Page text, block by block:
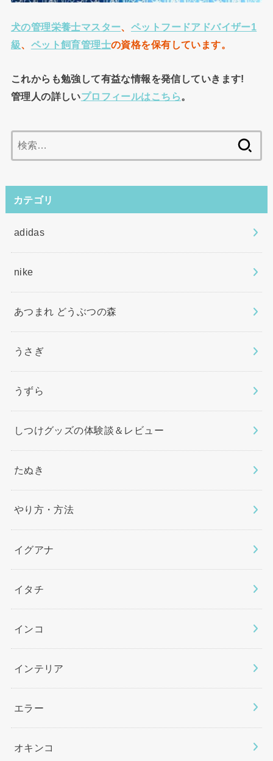
犬の管理栄養士マスター、 ペットフードアドバイザー1
級、 ペット飼育管理士の資格を保有しています。
これからも勉強して有益な情報を発信していきます!
管理人の詳しいプロフィールはこちら。
索:
カテゴリ
adidas
nike
あつまれ どうぶつの森
うさぎ
うずら
しつけグッズの体験談＆レビュー
たぬき
やり方・方法
イグアナ
イタチ
インコ
インテリア
エラー
オキンコ